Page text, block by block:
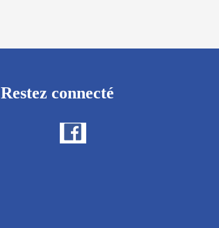
Restez connecté